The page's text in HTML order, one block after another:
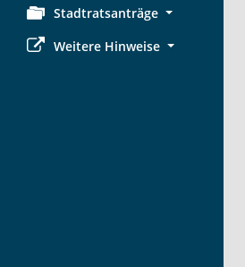
Stadtratsanträge
Weitere Hinweise